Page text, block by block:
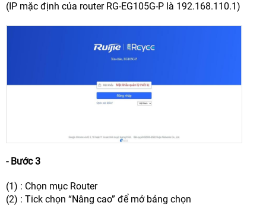
(IP mặc định của router RG-EG105G-P là 192.168.110.1)
- Bước 3
(1) : Chọn mục Router
(2) : Tick chọn “Nâng cao” để mở bảng chọn